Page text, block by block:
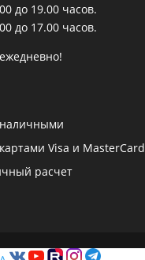
до 19.00 часов.
до 17.00 часов.
Visa и MasterCard
расчет